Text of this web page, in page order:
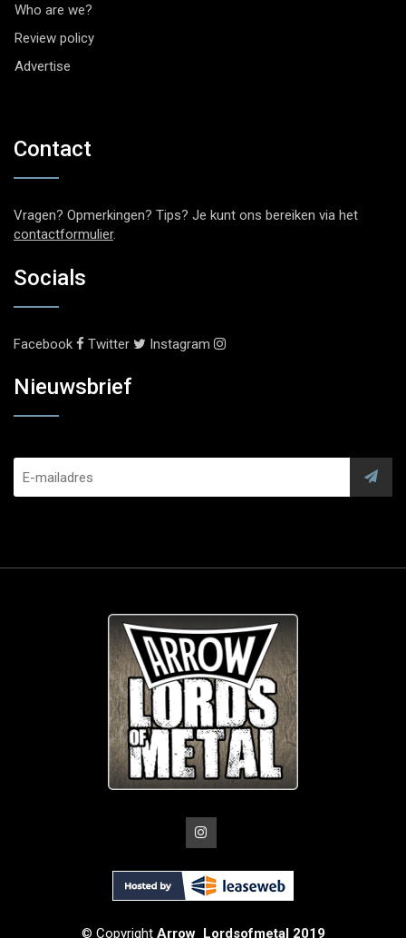
Who are we?
Review policy
Advertise
Contact
Vragen? Opmerkingen? Tips? Je kunt ons bereiken via het
contactformulier.
Socials
Facebook Twitter Instagram
Nieuwsbrief
© Copyright Arrow_Lordsofmetal 2019